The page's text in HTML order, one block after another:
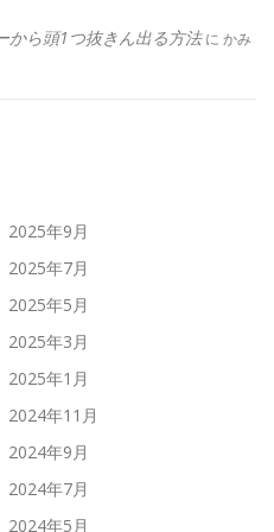
から頭1つ抜きん出る方法に かみ
2025年9月
2025年7月
2025年5月
2025年3月
2025年1月
2024年11月
2024年9月
2024年7月
2024年5月